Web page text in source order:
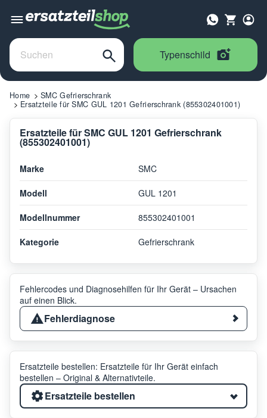
Typenschild
Home
SMC Gefrierschrank
Ersatzteile für SMC GUL 1201 Gefrierschrank (855302401001)
Ersatzteile für SMC GUL 1201 Gefrierschrank
(855302401001)
Marke SMC
Modell GUL 1201
Modellnummer 855302401001
Kategorie Gefrierschrank
Fehlercodes und Diagnosehilfen für Ihr Gerät – Ursachen
auf einen Blick.
Fehlerdiagnose
Ersatzteile bestellen: Ersatzteile für Ihr Gerät einfach
bestellen – Original & Alternativteile.
Ersatzteile bestellen